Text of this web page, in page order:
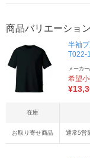
商品バリエーション
半袖
T022-
メーカ
希望
¥
在庫
お取り寄せ商品 通常5営